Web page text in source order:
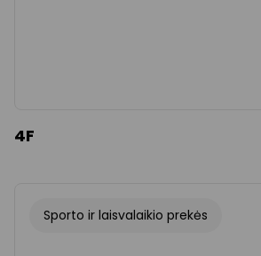
4F
Sporto ir laisvalaikio prekės